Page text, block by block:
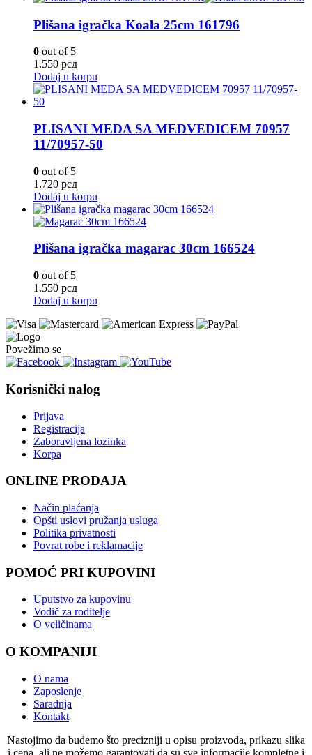
Plišana igračka Koala 25cm 161796
0 out of 5
1.550 рсд
Dodaj u korpu
PLISANI MEDA SA MEDVEDICEM 70957
11/70957-50
0 out of 5
1.720 рсд
Dodaj u korpu
Plišana igračka magarac 30cm 166524
0 out of 5
1.550 рсд
Dodaj u korpu
Povežimo se
Korisnički nalog
Prijava
Registracija
Zaboravljena lozinka
Korpa
ONLINE PRODAJA
Način plaćanja
Opšti uslovi pružanja usluga
Politika privatnosti
Povrat robe i reklamacije
POMOĆ PRI KUPOVINI
Uputstvo za kupovinu
Vodič za roditelje
O veličinama
O KOMPANIJI
O nama
Zaposlenje
Saradnja
Kontakt
Nastojimo da budemo što precizniji u opisu proizvoda, prikazu slika
i cena, ali ne možemo garantovati da su sve informacije kompletne i